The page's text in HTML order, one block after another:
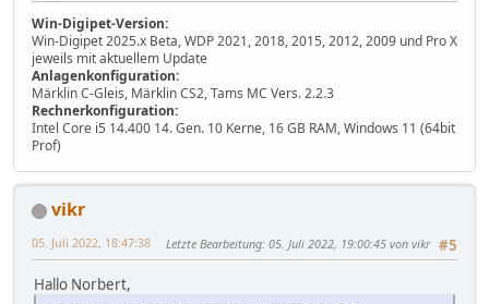
Win-Digipet-Version:
Win-Digipet 2025.x Beta, WDP 2021, 2018, 2015, 2012, 2009 und Pro X
jeweils mit aktuellem Update
Anlagenkonfiguration:
Märklin C-Gleis, Märklin CS2, Tams MC Vers. 2.2.3
Rechnerkonfiguration:
Intel Core i5 14.400 14. Gen. 10 Kerne, 16 GB RAM, Windows 11 (64bit
Prof)
vikr
#5
05. Juli 2022, 18:47:38 Letzte Bearbeitung: 05. Juli 2022, 19:00:45 von vikr
Hallo Norbert,